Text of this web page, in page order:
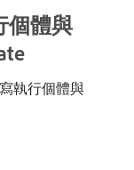
個體與
執行個體與